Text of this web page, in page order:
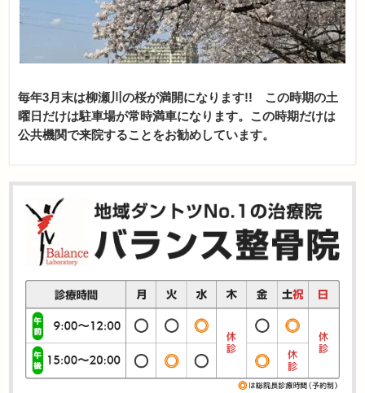
毎年3月末は柳瀬川の桜が満開になります!! この時期の土
曜日だけは駐車場が常時満車になります。この時期だけは
公共機関で来院することをお勧めしています。